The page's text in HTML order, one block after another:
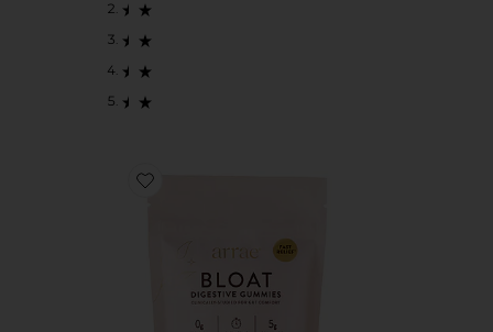
Favorite BLOAT GUMMIES サプリメント